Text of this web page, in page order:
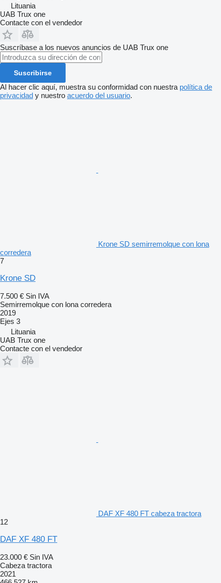
Lituania
UAB Trux one
Contacte con el vendedor
Suscríbase a los nuevos anuncios de UAB Trux one
Suscribirse
Al hacer clic aquí, muestra su conformidad con nuestra política de
privacidad y nuestro acuerdo del usuario.
Krone SD semirremolque con lona
corredera
7
Krone SD
7.500 € Sin IVA
Semirremolque con lona corredera
2019
Ejes 3
Lituania
UAB Trux one
Contacte con el vendedor
DAF XF 480 FT cabeza tractora
12
DAF XF 480 FT
23.000 € Sin IVA
Cabeza tractora
2021